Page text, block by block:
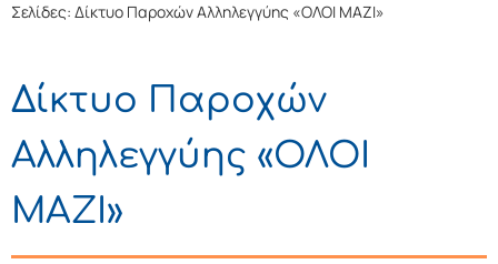
Σελίδες: Δίκτυο Παροχών Αλληλεγγύης «ΟΛΟΙ ΜΑΖΙ»
Δίκτυο Παροχών
Αλληλεγγύης «ΟΛΟΙ
ΜΑΖΙ»